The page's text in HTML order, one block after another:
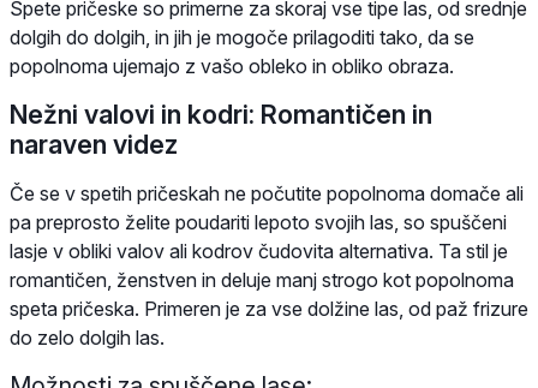
Spete pričeske so primerne za skoraj vse tipe las, od srednje
dolgih do dolgih, in jih je mogoče prilagoditi tako, da se
popolnoma ujemajo z vašo obleko in obliko obraza.
Nežni valovi in kodri: Romantičen in
naraven videz
Če se v spetih pričeskah ne počutite popolnoma domače ali
pa preprosto želite poudariti lepoto svojih las, so spuščeni
lasje v obliki valov ali kodrov čudovita alternativa. Ta stil je
romantičen, ženstven in deluje manj strogo kot popolnoma
speta pričeska. Primeren je za vse dolžine las, od paž frizure
do zelo dolgih las.